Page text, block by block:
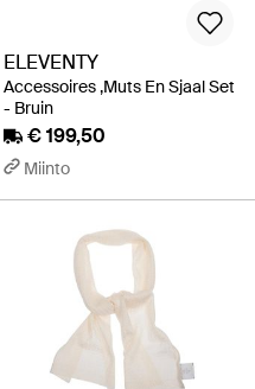
ELEVENTY
Accessoires ,Muts En Sjaal Set
- Bruin
€ 199,50
Miinto